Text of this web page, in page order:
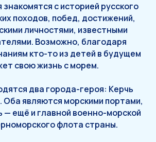
с историей русского
походов, побед, достижений,
личностями, известными
Возможно, благодаря
кто-то из детей в будущем
свою жизнь с морем.
два города-героя: Керчь
Оба являются морскими портами,
— ещё и главной военно-морской
флота страны.